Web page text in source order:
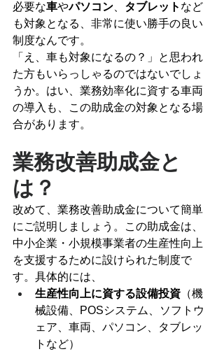
必要な車やパソコン タブレット など
も対象となる、非常に使い勝手の良い
制度なんです。
「え、車も対象になるの？」と思われ
た方もいらっしゃるのではないでしょ
うか。はい、業務効率化に資する車両
の導入も、この助成金の対象となる場
合があります。
業務改善助成金と
は？
改めて、業務改善助成金について簡単
にご説明しましょう。この助成金は、
中小企業・小規模事業者の生産性向上
を支援するために設けられた制度で
す。具体的には、
生産性向上に資する設備投資 （機
械設備、POSシステム、ソフトウ
ェア、車両、パソコン、タブレッ
トなど）